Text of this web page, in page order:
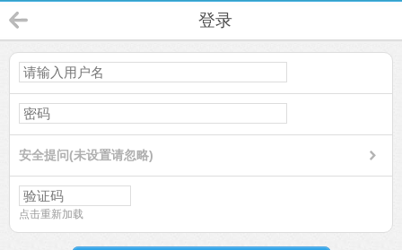
登录
安全提问(未设置请忽略)
点击重新加载